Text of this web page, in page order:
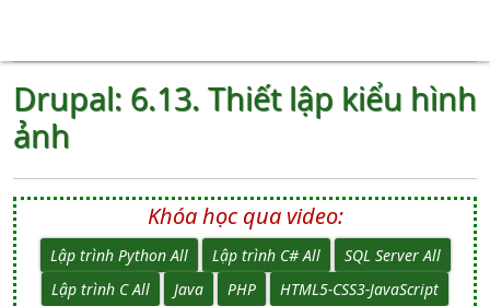
Drupal: 6.13. Thiết lập kiểu hình
ảnh
Khóa học qua video:
Lập trình Python All Lập trình C# All
SQL Server All
Lập trình C All
Java PHP HTML5-CSS3-JavaScript